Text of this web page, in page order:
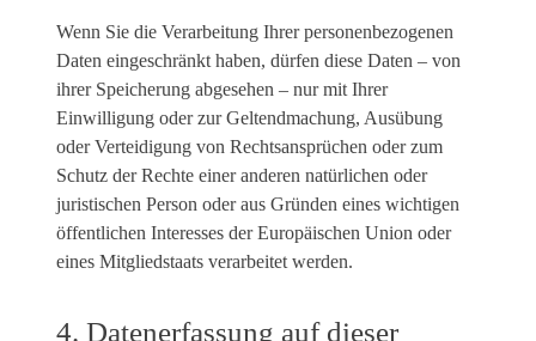
Wenn Sie die Verarbeitung Ihrer personenbezogenen
Daten eingeschränkt haben, dürfen diese Daten – von
ihrer Speicherung abgesehen – nur mit Ihrer
Einwilligung oder zur Geltendmachung, Ausübung
oder Verteidigung von Rechtsansprüchen oder zum
Schutz der Rechte einer anderen natürlichen oder
juristischen Person oder aus Gründen eines wichtigen
öffentlichen Interesses der Europäischen Union oder
eines Mitgliedstaats verarbeitet werden.
4. Datenerfassung auf dieser